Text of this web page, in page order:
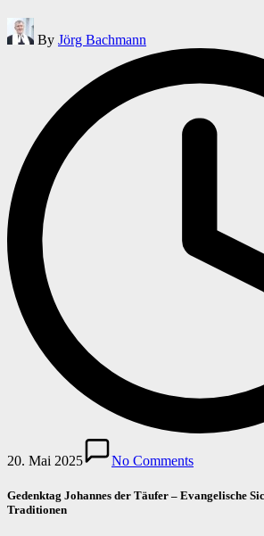
Posted
by
By Jörg Bachmann
20. Mai 2025 No Comments
Gedenktag Johannes der Täufer – Evangelische
Traditionen